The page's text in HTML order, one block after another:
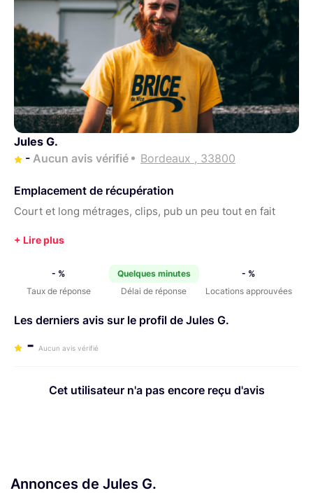
Jules G.
- Aucun avis vérifié Bordeaux , 33800
Emplacement de récupération
Court et long métrages, clips, pub un peu tout en fait
- %
Taux de réponse
Quelques minutes
Délai de réponse
- %
Locations approuvées
Les derniers avis sur le profil de Jules G.
- Aucun avis vérifié
Cet utilisateur n'a pas encore reçu d'avis
Annonces de Jules G.